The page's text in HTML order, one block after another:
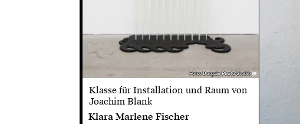
Foto: Dotgain Photo Studio
Foto: Dotgain Photo Studio
Klasse für Installation und Raum von
Joachim Blank
Klara Marlene Fischer